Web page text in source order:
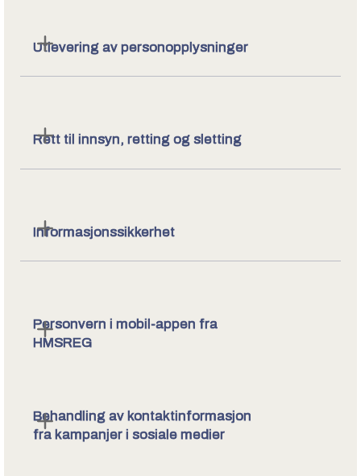
Utlevering av personopplysninger
Rett til innsyn, retting og sletting
Informasjonssikkerhet
Personvern i mobil-appen fra
HMSREG
Behandling av kontaktinformasjon
fra kampanjer i sosiale medier